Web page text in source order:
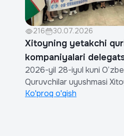
216 30.07.2026
Xitoyning yetakchi
kompaniyalari
O‘zbekiston
uyushushiga rasmiy
buyurdi
2026-yil 28-iyul kuni
Quruvchilar uyushmasi
Respublikasi qurilish sohasi
Ko'proq o'qish